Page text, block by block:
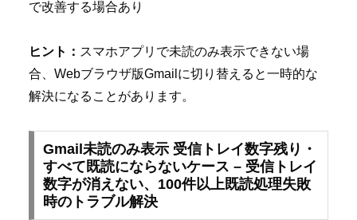
で改善する場合あり
ヒント： スマホアプリで未読のみ表示できない場
合、Webブラウザ版Gmailに切り替えると一時的な
解決になることがあります。
Gmail未読のみ表示 受信トレイ数字残り・
すべて既読にならないケース – 受信トレイ
数字が消えない、100件以上既読処理失敗
時のトラブル解決